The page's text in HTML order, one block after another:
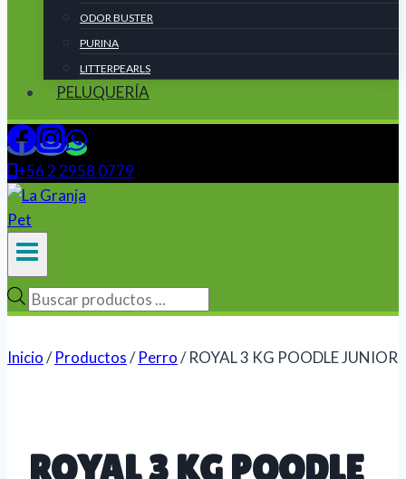
ODOR BUSTER
PURINA
LITTERPEARLS
PELUQUERÍA
+56 2 2958 0779
Búsqueda
productos
Inicio/ Productos/ Perro/ ROYAL 3 KG POODLE JUNIOR
ROYAL 3 KG POODLE